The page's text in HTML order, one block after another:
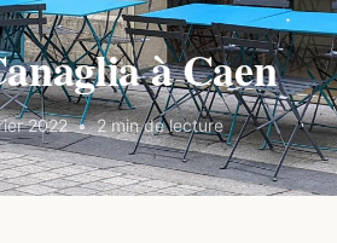
à Caen
2022 2 min de lecture